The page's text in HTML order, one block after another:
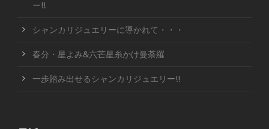
ー!!
シャンカリジュエリーに導かれて・・・
春分・星よみ&六芒星糸かけ曼荼羅
一歩踏み出せるシャンカリジュエリー!!